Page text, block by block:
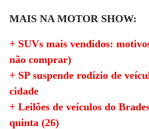
MAIS NA MOTOR SHOW:
+ SUVs mais vendidos:
não comprar)
+ SP suspende rodízio de
cidade
+ Leilões de veículos do
quinta (26)